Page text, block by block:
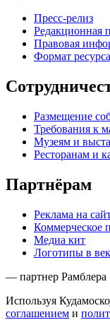
Пресс-релиз
Редакционная
Правовая
Формат ресурса
Размещение
Требования к
Музеям и
Ресторанам и
Партнёрам
Реклама на
Коммерческое
Медиа кит
Логотипы в
— партнер Рамблера
Используя
соглашением и